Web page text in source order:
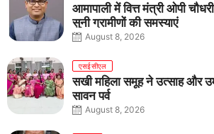
आमापाली में वित्त मंत्री ओपी
सुनी ग्रामीणों की समस्याएं
August 8, 2026
एसईसीएल
सखी महिला समूह ने उत्साह और
सावन पर्व
August 8, 2026